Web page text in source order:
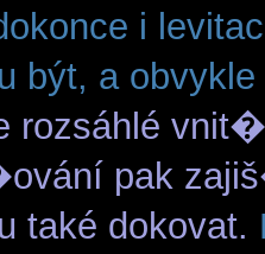
i
být, a
rozsáhlé
pak
také dokovat.